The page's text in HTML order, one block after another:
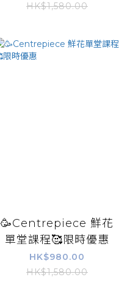
HK$1,580.00
🥳Centrepiece 鮮花
單堂課程🥰限時優惠
HK$980.00
HK$1,580.00